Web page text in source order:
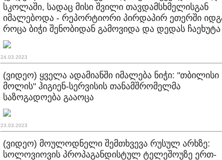
სკოლაში, სადაც მისი შვილი თავდამსხმელისგან
იმალებოდა - რეპორტიორი პირდაპირ ეთერში
როცა ბიჭი შენობიდან გამოვიდა და დედას ჩაეხუტა
24.03.2023
(ვიდეო) ყველა ადამიანში იმალება ნიჭი: "თბილისი
მოლის" ჰიგიენ-სერვისის თანამშრომელმა
საზოგადოება გააოცა
23.03.2023
(ვიდეო) მოულოდნელი შემთხვევა რუსულ არხზე:
სოლოვიოვის პროპაგანდისტულ ტელეშოუზე ერთ-